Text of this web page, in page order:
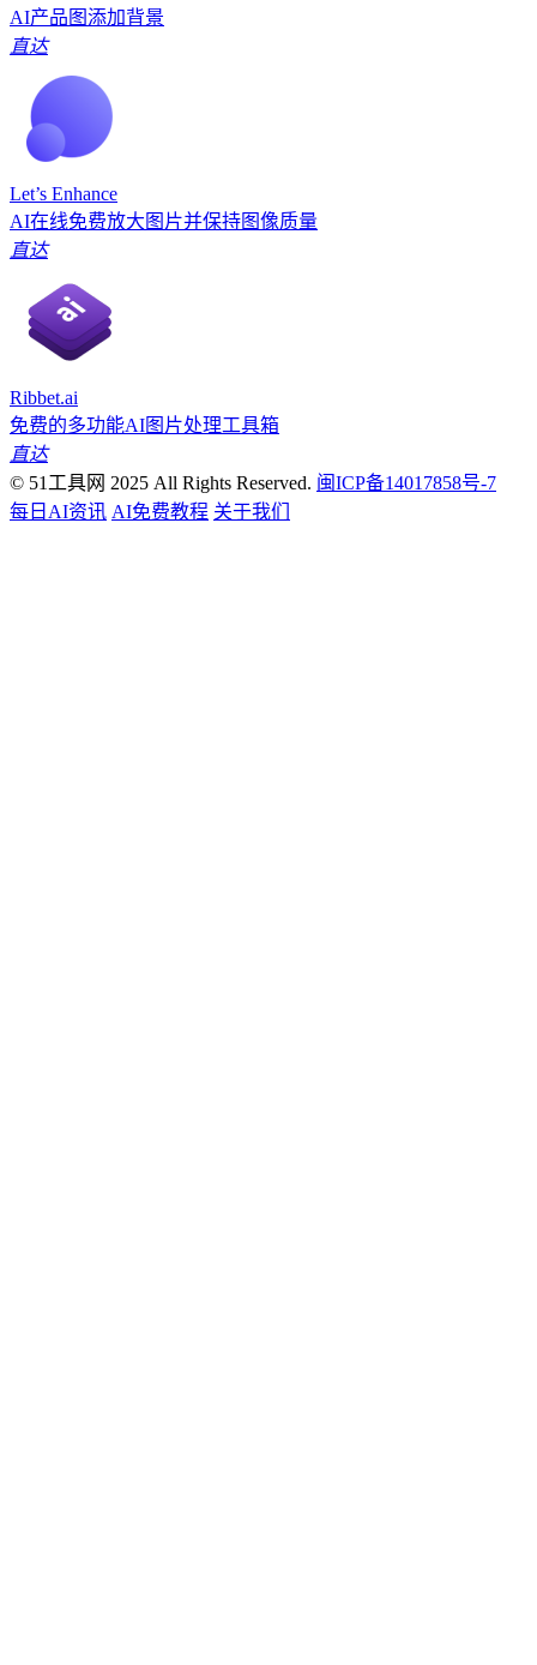
AI产品图添加背景
直达
Let’s Enhance
AI在线免费放大图片并保持图像质量
直达
Ribbet.ai
免费的多功能AI图片处理工具箱
直达
© 51工具网 2025 All Rights Reserved. 闽ICP备14017858号-7
每日AI资讯 AI免费教程 关于我们